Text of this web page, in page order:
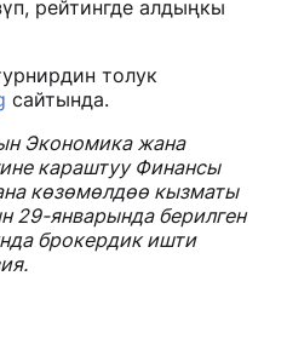
рейтингде алдыңкы
толук
сайтында.
Экономика жана
караштуу Финансы
көзөмөлдөө кызматы
29-январында берилген
брокердик ишти